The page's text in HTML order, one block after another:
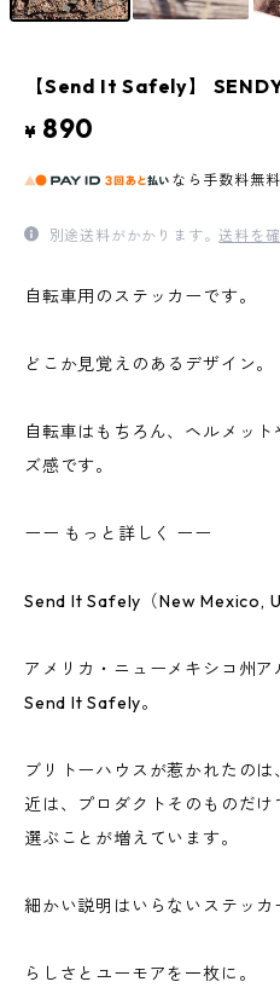
【Send It Safely】
¥ 890
なら 手数料無
別途送料がかかります。送料を
自転車用のステッカーです。
どこか見覚えのあるデザイン。
自転車はもちろん、ヘルメッ
ズ感です。
ーー もっと詳しく ーー
Send It Safely（New Mexico,
アメリカ・ニューメキシコ州
Send It Safely。
ブリトーハウスが惹かれたの
近は、プロダクトそのものだ
選ぶことが増えています。
細かい説明はいらないステッカ
らしさとユーモアを一枚に。